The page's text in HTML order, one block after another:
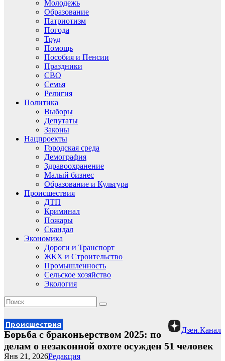
Молодежь
Образование
Патриотизм
Погода
Труд
Помощь
Пособия и Пенсии
Праздники
СВО
Семья
Религия
Политика
Выборы
Депутаты
Законы
Нацпроекты
Городская среда
Демография
Здравоохранение
Малый бизнес
Образование и Культура
Происшествия
ДТП
Криминал
Пожары
Скандал
Экономика
Дороги и Транспорт
ЖКХ и Строительство
Промышленность
Сельское хозяйство
Экология
Происшествия
Дзен.Канал
Борьба с браконьерством 2025: по
делам о незаконной охоте осужден 51 человек
Редакция
Янв 21, 2026